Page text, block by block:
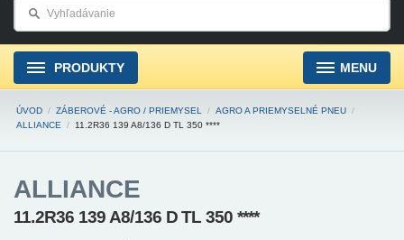
PRODUKTY MENU
ÚVOD / ZÁBEROVÉ - AGRO / PRIEMYSEL / AGRO A PRIEMYSELNÉ PNEU /
ALLIANCE
/ 11.2R36 139 A8/136 D TL 350 ****
ALLIANCE
11.2R36 139 A8/136 D TL 350 ****